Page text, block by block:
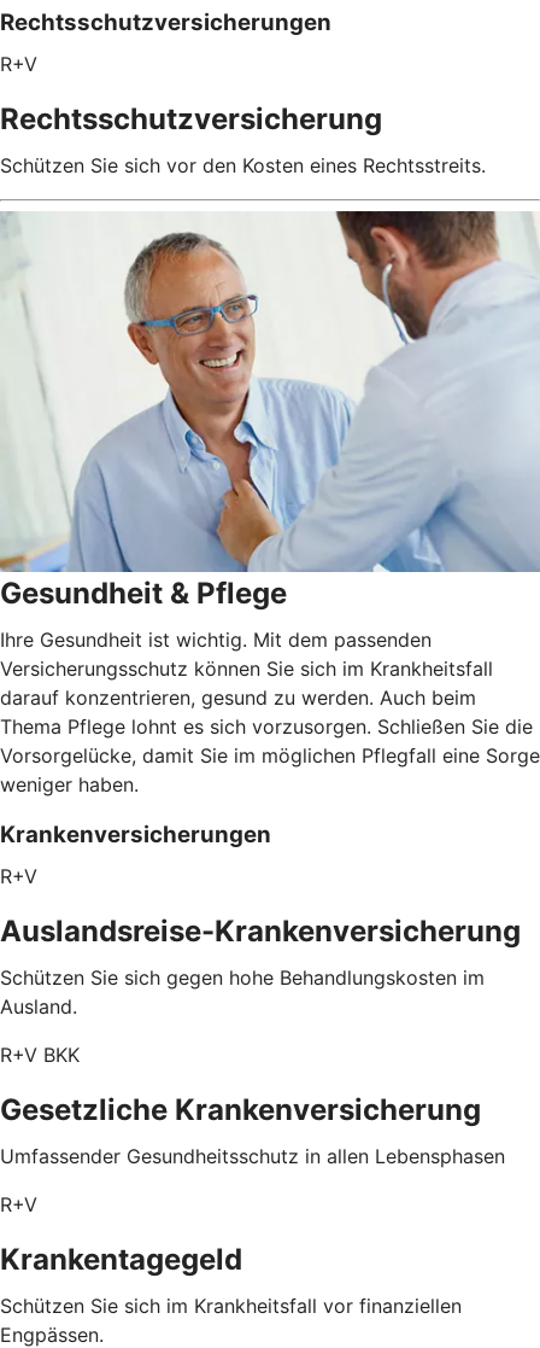
Rechtsschutzversicherungen
R+V
Rechtsschutzversicherung
Schützen Sie sich vor den Kosten eines Rechtsstreits.
Gesundheit & Pflege
Ihre Gesundheit ist wichtig. Mit dem passenden
Versicherungsschutz können Sie sich im Krankheitsfall
darauf konzentrieren, gesund zu werden. Auch beim
Thema Pflege lohnt es sich vorzusorgen. Schließen Sie die
Vorsorgelücke, damit Sie im möglichen Pflegfall eine Sorge
weniger haben.
Krankenversicherungen
R+V
Auslandsreise-Krankenversicherung
Schützen Sie sich gegen hohe Behandlungskosten im
Ausland.
R+V BKK
Gesetzliche Krankenversicherung
Umfassender Gesundheitsschutz in allen Lebensphasen
R+V
Krankentagegeld
Schützen Sie sich im Krankheitsfall vor finanziellen
Engpässen.